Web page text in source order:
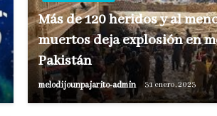
Más de 120 heridos y al
muertos deja explosión en
Pakistán
melodijounpajarito-admin 31 enero, 2023